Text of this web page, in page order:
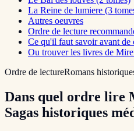
La Reine de lumiere (3
Autres oeuvres
Ordre de lecture
Ce qu'il faut savoir avant de
Ou trouver les livres de
Ordre de lectureRomans
Dans quel ordre lire
Sagas historiques